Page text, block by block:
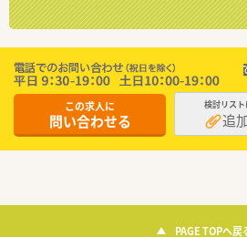
この求人に
問い合わせる
検討リスト
追
PAGE TOPへ戻